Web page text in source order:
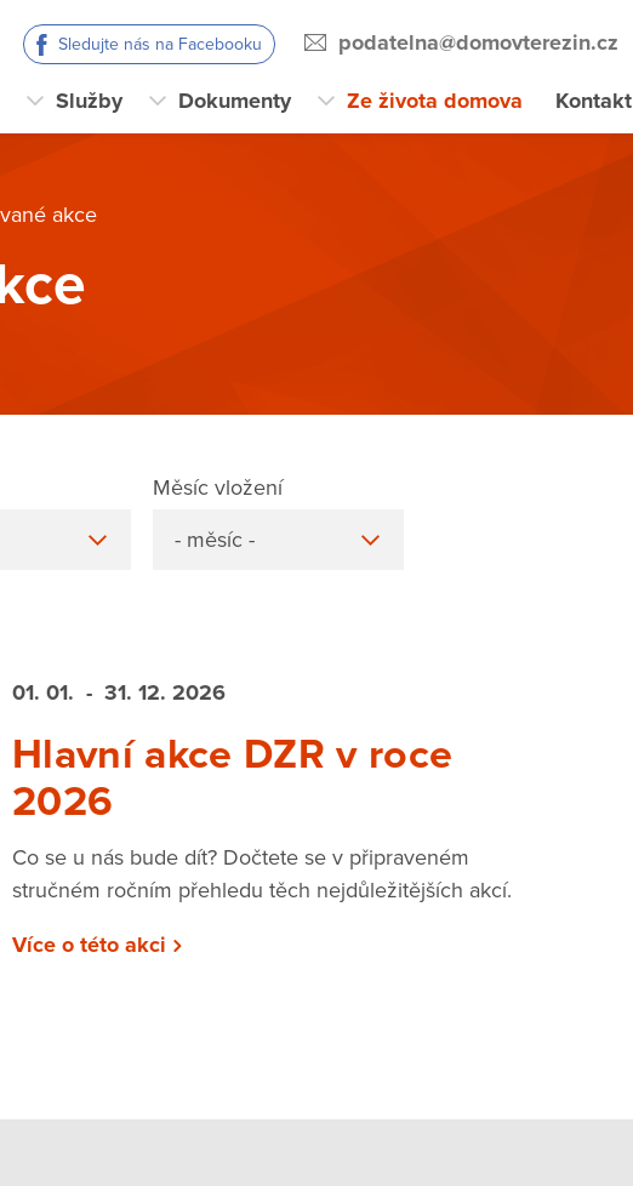
Sledujte nás na Facebooku podatelna@domovterezin.cz
Služby Dokumenty Ze života domova Kontakt
akce
Měsíc vložení
- měsíc -
01. 01. - 31. 12. 2026
Hlavní akce DZR v roce
2026
Co se u nás bude dít? Dočtete se v připraveném
stručném ročním přehledu těch nejdůležitějších akcí.
Více o této akci